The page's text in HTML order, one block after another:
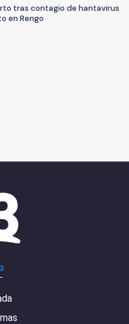
tras contagio de hantavirus
en Rengo